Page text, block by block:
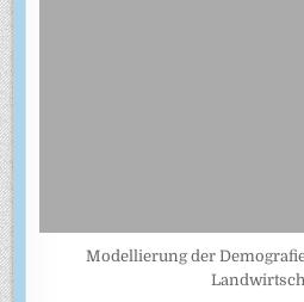
Modellierung der